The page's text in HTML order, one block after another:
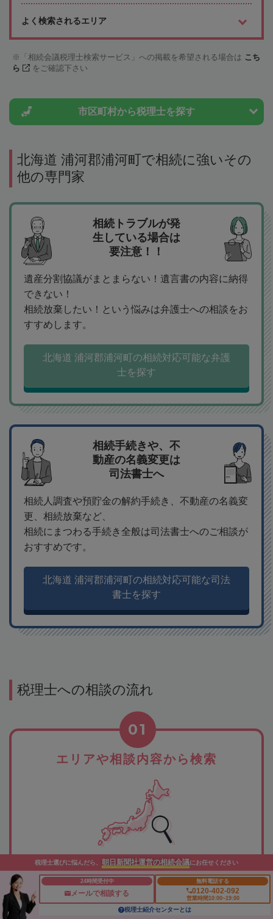
よく検索されるエリア
「相続会議税理士検索サービス」への掲載を希望される場合は こち
ら
をご確認下さい
市区町村から税理士を探す
北海道 浦河郡浦河町で相続に強いその
他の専門家
相続トラブルが発
生している場合は
要注意！！
遺産分割協議がまとまらない！遺言書の内容に納得
できない！
相続放棄したい！という悩みは弁護士への相談をお
すすめします。
北海道 浦河郡浦河町の相続対応可能な弁護
士を探す
相続手続きや、不
動産の名義変更は
司法書士へ
相続人調査や預貯金の解約手続き、不動産の名義変
更、相続放棄など、
相続にまつわる手続き全般は司法書士へのご相談が
おすすめです。
北海道 浦河郡浦河町の相続対応可能な司法
書士を探す
税理士への相談の流れ
エリアや相談内容から検索
01
希望のエリアや相談したい内容から、税理士事務所を検索。
該当する税理士事務所が一覧表示されますので、紹介文や所
在地などで相談先をご検討ください。
税理士選びに悩んだら、 朝日新聞社運営の相続会議にお任せください
24時間受付中
メールで相談する
無料電話する
0120-402-092
営業時間10:00~19:00
税理士紹介センターとは